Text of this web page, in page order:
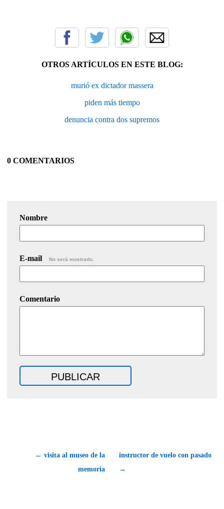
OTROS ARTÍCULOS EN ESTE BLOG:
murió ex dictador massera
piden más tiempo
denuncia contra dos supremos
0 COMENTARIOS
Nombre
E-mail No será mostrado.
Comentario
← visita al museo de la
memoria
instructor de vuelo con pasado
→